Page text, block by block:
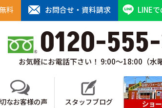
料 お問合せ・資料請求 LINE
0120-
お気軽にお電話下さい！ 9:00～18:00（水
なお客様の声
スタッフブログ